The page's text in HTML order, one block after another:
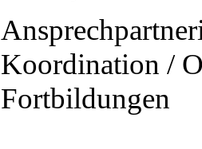
Koordination /
Fortbildungen